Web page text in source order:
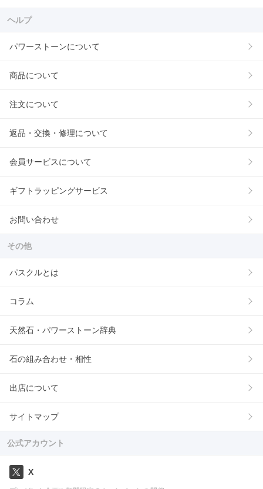
ヘルプ
パワーストーンについて
商品について
注文について
返品・交換・修理について
会員サービスについて
ギフトラッピングサービス
お問い合わせ
その他
パスクルとは
コラム
天然石・パワーストーン辞典
石の組み合わせ・相性
出店について
サイトマップ
公式アカウント
X